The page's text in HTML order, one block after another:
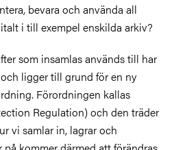
bevara och använda all
i till exempel enskilda arkiv?
som insamlas används till har
ligger till grund för en ny
Förordningen kallas
Regulation) och den träder
vi samlar in, lagrar och